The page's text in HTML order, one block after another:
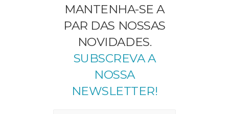
MANTENHA-SE A
PAR DAS NOSSAS
NOVIDADES.
SUBSCREVA A
NOSSA
NEWSLETTER!